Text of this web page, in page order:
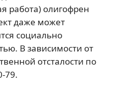
работа) олигофрен
даже может
социально
В зависимости от
отсталости по
79.